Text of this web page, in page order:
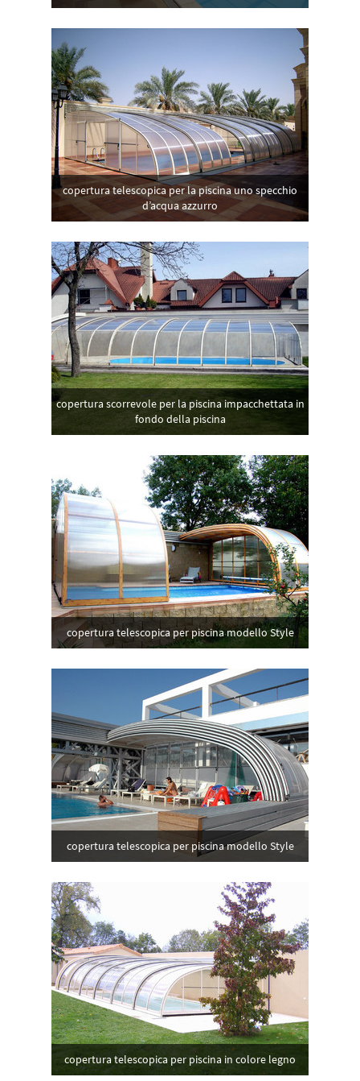
copertura telescopica per la piscina uno specchio
d’acqua azzurro
copertura scorrevole per la piscina impacchettata in
fondo della piscina
copertura telescopica per piscina modello Style
copertura telescopica per piscina modello Style
copertura telescopica per piscina in colore legno